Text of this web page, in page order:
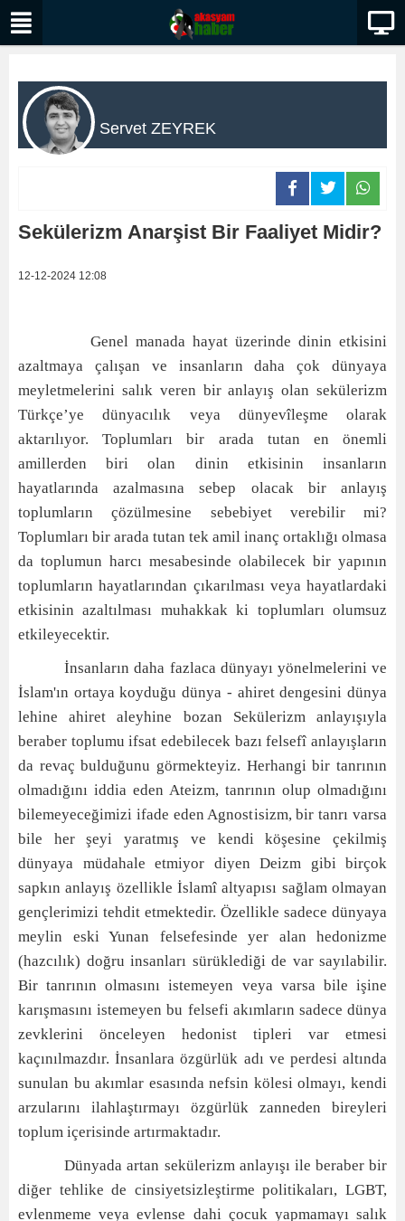
Servet ZEYREK
Sekülerizm Anarşist Bir Faaliyet Midir?
12-12-2024 12:08
Genel manada hayat üzerinde dinin etkisini
azaltmaya çalışan ve insanların daha çok dünyaya
meyletmelerini salık veren bir anlayış olan sekülerizm
Türkçe’ye dünyacılık veya dünyevîleşme olarak
aktarılıyor. Toplumları bir arada tutan en önemli
amillerden biri olan dinin etkisinin insanların
hayatlarında azalmasına sebep olacak bir anlayış
toplumların çözülmesine sebebiyet verebilir mi?
Toplumları bir arada tutan tek amil inanç ortaklığı olmasa
da toplumun harcı mesabesinde olabilecek bir yapının
toplumların hayatlarından çıkarılması veya hayatlardaki
etkisinin azaltılması muhakkak ki toplumları olumsuz
etkileyecektir.
İnsanların daha fazlaca dünyayı yönelmelerini ve
İslam'ın ortaya koyduğu dünya - ahiret dengesini dünya
lehine ahiret aleyhine bozan Sekülerizm anlayışıyla
beraber toplumu ifsat edebilecek bazı felsefî anlayışların
da revaç bulduğunu görmekteyiz. Herhangi bir tanrının
olmadığını iddia eden Ateizm, tanrının olup olmadığını
bilemeyeceğimizi ifade eden Agnostisizm, bir tanrı varsa
bile her şeyi yaratmış ve kendi köşesine çekilmiş
dünyaya müdahale etmiyor diyen Deizm gibi birçok
sapkın anlayış özellikle İslamî altyapısı sağlam olmayan
gençlerimizi tehdit etmektedir. Özellikle sadece dünyaya
meylin eski Yunan felsefesinde yer alan hedonizme
(hazcılık) doğru insanları sürüklediği de var sayılabilir.
Bir tanrının olmasını istemeyen veya varsa bile işine
karışmasını istemeyen bu felsefi akımların sadece dünya
zevklerini önceleyen hedonist tipleri var etmesi
kaçınılmazdır. İnsanlara özgürlük adı ve perdesi altında
sunulan bu akımlar esasında nefsin kölesi olmayı, kendi
arzularını ilahlaştırmayı özgürlük zanneden bireyleri
toplum içerisinde artırmaktadır.
Dünyada artan sekülerizm anlayışı ile beraber bir
diğer tehlike de cinsiyetsizleştirme politikaları, LGBT,
evlenmeme veya evlense dahi çocuk yapmamayı salık